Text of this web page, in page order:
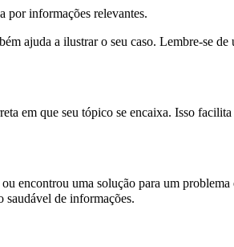
por informações relevantes.
ajuda a ilustrar o seu caso. Lembre-se de
em que seu tópico se encaixa. Isso
encontrou uma solução para um
saudável de informações.